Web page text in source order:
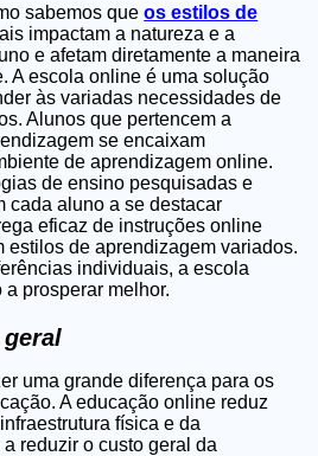
sabemos queos estilos de
impactam a natureza e a
e afetam diretamente a maneira
A escola online é uma solução
às variadas necessidades de
Alunos que pertencem a
se encaixam
de aprendizagem online.
de ensino pesquisadas e
cada aluno a se destacar
eficaz de instruções online
estilos de aprendizagem variados.
individuais, a escola
prosperar melhor.
geral
uma grande diferença para os
A educação online reduz
física e da
reduzir o custo geral da